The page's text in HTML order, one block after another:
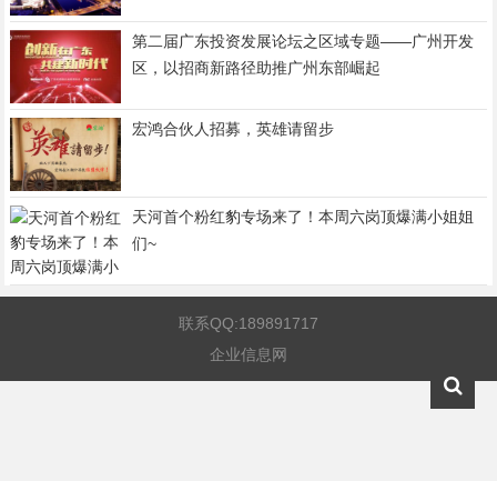
第二届广东投资发展论坛之区域专题——广州开发
区，以招商新路径助推广州东部崛起
宏鸿合伙人招募，英雄请留步
天河首个粉红豹专场来了！本周六岗顶爆满小姐姐
们~
联系QQ:189891717
企业信息网